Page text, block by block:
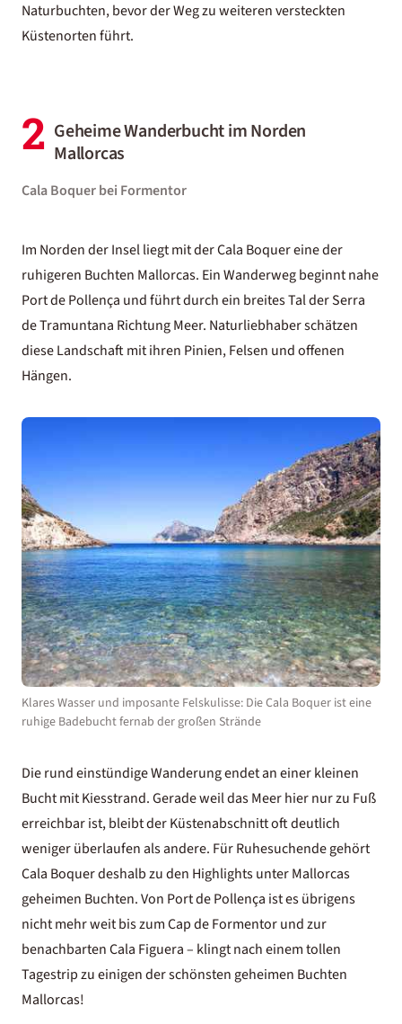
Naturbuchten, bevor der Weg zu weiteren versteckten
Küstenorten führt.
2 Geheime Wanderbucht im Norden
Mallorcas
Cala Boquer bei Formentor
Im Norden der Insel liegt mit der Cala Boquer eine der
ruhigeren Buchten Mallorcas. Ein Wanderweg beginnt nahe
Port de Pollença und führt durch ein breites Tal derSerra
de Tramuntana Richtung Meer. Naturliebhaber schätzen
diese Landschaft mit ihren Pinien, Felsen und offenen
Hängen.
Klares Wasser und imposante Felskulisse: Die Cala Boquer ist eine
ruhige Badebucht fernab der großen Strände
Die rund einstündige Wanderung endet an einer kleinen
Bucht mit Kiesstrand. Gerade weil das Meer hier nur zu Fuß
erreichbar ist, bleibt der Küstenabschnitt oft deutlich
weniger überlaufen als andere. Für Ruhesuchende gehört
Cala Boquer deshalb zu den Highlights unter Mallorcas
geheimen Buchten. Von Port de Pollença ist es übrigens
nicht mehr weit bis zum Cap de Formentor und zur
benachbarten Cala Figuera – klingt nach einem tollen
Tagestrip zu einigen der schönsten geheimen Buchten
Mallorcas!